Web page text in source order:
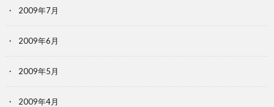
2009年7月
2009年6月
2009年5月
2009年4月